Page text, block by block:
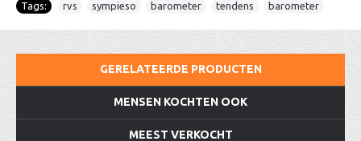
Tags: rvs sympieso barometer tendens barometer
GERELATEERDE PRODUCTEN
MENSEN KOCHTEN OOK
MEEST VERKOCHT